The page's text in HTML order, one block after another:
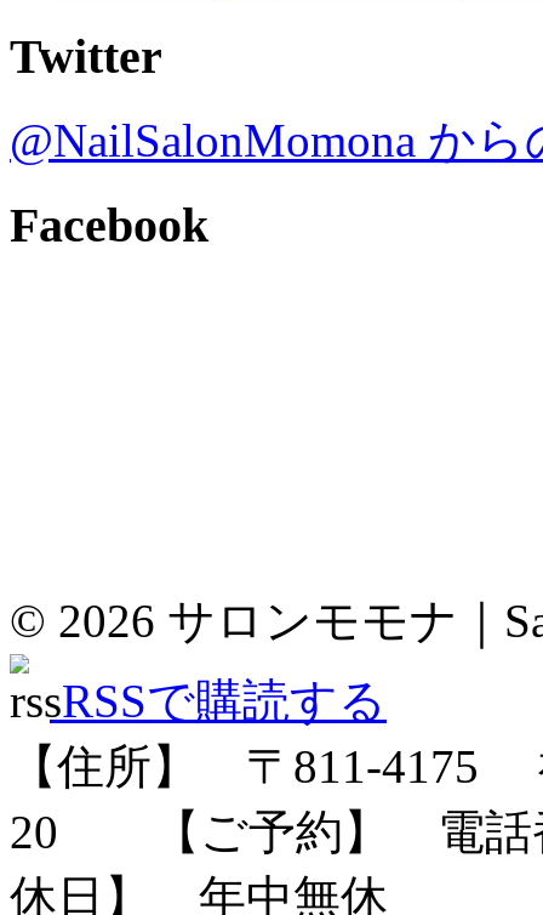
Twitter
@NailSalonMomona か
Facebook
© 2026 サロンモモナ｜
RSSで購読する
【住所】 〒 811-4175
20 【ご予約】 電話
休日】 年中無休